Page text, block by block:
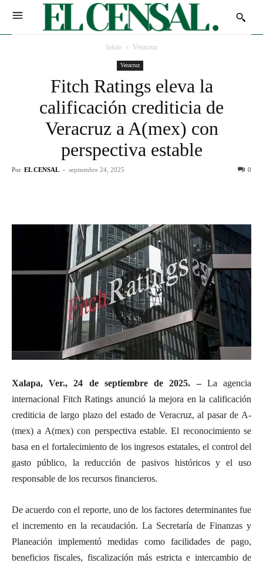
Inicio Veracruz
Veracruz
Fitch Ratings eleva la
calificación crediticia de
Veracruz a A(mex) con
perspectiva estable
Por EL CENSAL - septiembre 24, 2025 0
Xalapa, Ver., 24 de septiembre de 2025. –La agencia
internacional Fitch Ratings anunció la mejora en la calificación
crediticia de largo plazo del estado de Veracruz, al pasar de A-
(mex) a A(mex) con perspectiva estable. El reconocimiento se
basa en el fortalecimiento de los ingresos estatales, el control del
gasto público, la reducción de pasivos históricos y el uso
responsable de los recursos financieros.
De acuerdo con el reporte, uno de los factores determinantes fue
el incremento en la recaudación. La Secretaría de Finanzas y
Planeación implementó medidas como facilidades de pago,
beneficios fiscales, fiscalización más estricta e intercambio de